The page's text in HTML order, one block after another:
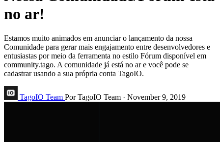
no ar!
Estamos muito animados em anunciar o lançamento da nossa
Comunidade para gerar mais engajamento entre desenvolvedores e
entusiastas por meio da ferramenta no estilo Fórum disponível em
community.tago. A comunidade já está no ar e você pode se
cadastrar usando a sua própria conta TagoIO.
TagoIO Team Por TagoIO Team · November 9, 2019